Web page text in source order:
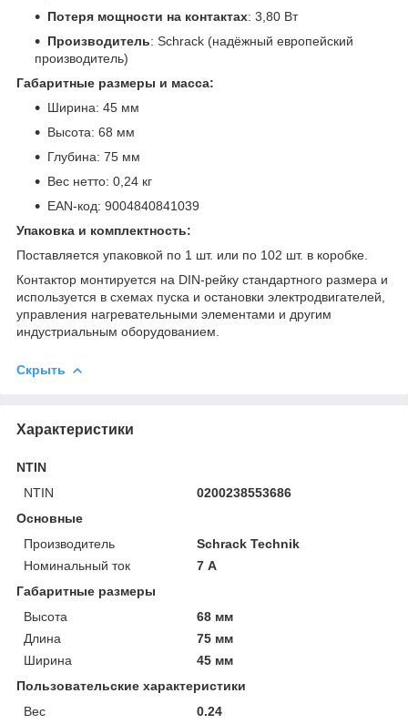
Потеря мощности на контактах: 3,80 Вт
Производитель: Schrack (надёжный европейский
производитель)
Габаритные размеры и масса:
Ширина: 45 мм
Высота: 68 мм
Глубина: 75 мм
Вес нетто: 0,24 кг
EAN-код: 9004840841039
Упаковка и комплектность:
Поставляется упаковкой по 1 шт. или по 102 шт. в коробке.
Контактор монтируется на DIN-рейку стандартного размера и
используется в схемах пуска и остановки электродвигателей,
управления нагревательными элементами и другим
индустриальным оборудованием.
Скрыть
Характеристики
NTIN
NTIN
0200238553686
Основные
Производитель
Schrack Technik
Номинальный ток
7 А
Габаритные размеры
Высота
68 мм
Длина
75 мм
Ширина
45 мм
Пользовательские характеристики
Вес
0.24